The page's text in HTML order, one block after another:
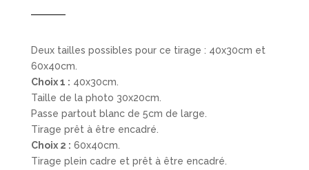
Deux tailles possibles pour ce tirage : 40x30cm et
60x40cm.
Choix 1 : 40x30cm.
Taille de la photo 30x20cm.
Passe partout blanc de 5cm de large.
Tirage prêt à être encadré.
Choix 2 : 60x40cm.
Tirage plein cadre et prêt à être encadré.